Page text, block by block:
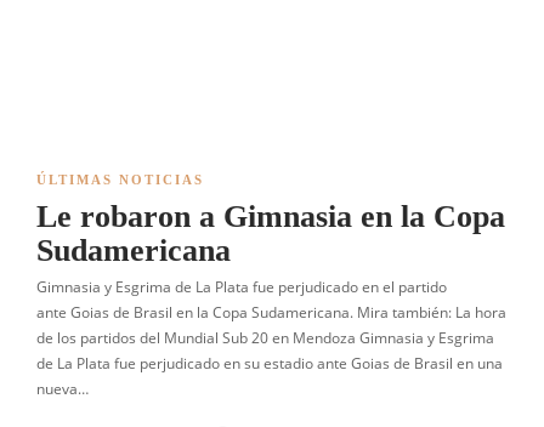
ÚLTIMAS NOTICIAS
Le robaron a Gimnasia en la Copa
Sudamericana
Gimnasia y Esgrima de La Plata fue perjudicado en el partido
ante Goias de Brasil en la Copa Sudamericana. Mira también: La hora
de los partidos del Mundial Sub 20 en Mendoza Gimnasia y Esgrima
de La Plata fue perjudicado en su estadio ante Goias de Brasil en una
nueva…